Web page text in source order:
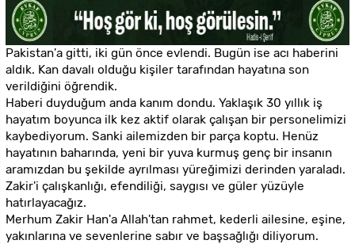
Pakistan'a gitti, iki gün önce evlendi. Bugün ise acı haberini
aldık. Kan davalı olduğu kişiler tarafından hayatına son
verildiğini öğrendik.
Haberi duyduğum anda kanım dondu. Yaklaşık 30 yıllık iş
hayatım boyunca ilk kez aktif olarak çalışan bir personelimizi
kaybediyorum. Sanki ailemizden bir parça koptu. Henüz
hayatının baharında, yeni bir yuva kurmuş genç bir insanın
aramızdan bu şekilde ayrılması yüreğimizi derinden yaraladı.
Zakir'i çalışkanlığı, efendiliği, saygısı ve güler yüzüyle
hatırlayacağız.
Merhum Zakir Han'a Allah'tan rahmet, kederli ailesine, eşine,
yakınlarına ve sevenlerine sabır ve başsağlığı diliyorum.